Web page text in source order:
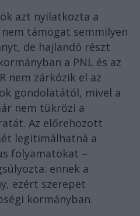
azt nyilatkozta a
támogat semmilyen
de hajlandó részt
a PNL és az
nem zárkózik el az
gondolatától, mivel a
nem tükrözi a
Az előrehozott
legitimálhatná a
folyamatokat –
ennek a
ezért szerepet
kormányban.